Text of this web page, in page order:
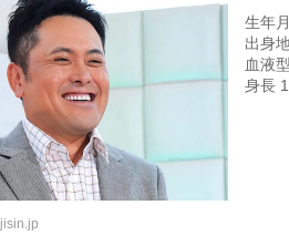
生年
出身
血液
身長